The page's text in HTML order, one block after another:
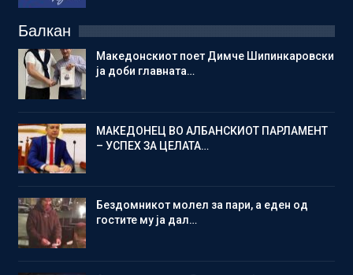
Балкан
Македонскиот поет Димче Шипинкаровски
ја доби главната…
МАКЕДОНЕЦ ВО АЛБАНСКИОТ ПАРЛАМЕНТ
– УСПЕХ ЗА ЦЕЛАТА…
Бездомникот молел за пари, а еден од
гостите му ја дал…